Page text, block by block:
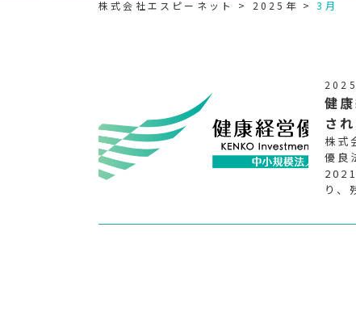
株式会社エスピーネット > 2025年 >3月
健
さ
株式
優良
り、